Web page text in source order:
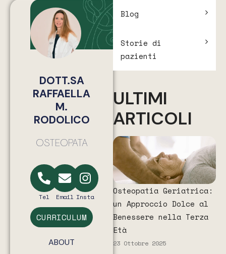
DOTT.SA
RAFFAELLA
M.
RODOLICO
OSTEOPATA
Tel Email Insta
CURRICULUM
ABOUT
Blog
Storie di
pazienti
ULTIMI
ARTICOLI
Osteopatia Geriatrica:
un Approccio Dolce al
Benessere nella Terza
Età
23 Ottobre 2025